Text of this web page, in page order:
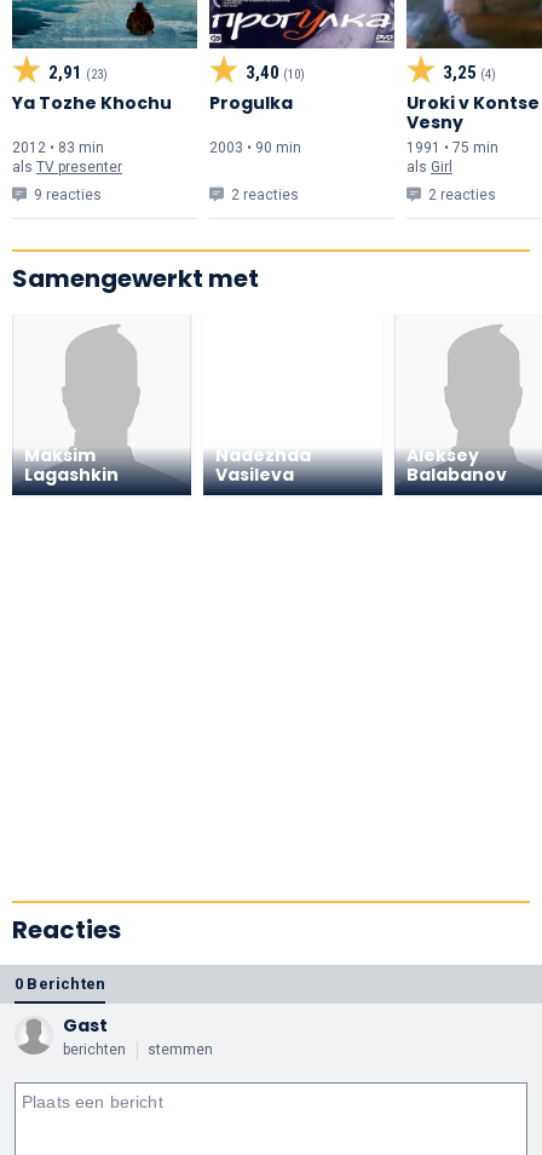
2,91 (23)
Ya Tozhe Khochu
2012 • 83 min
als TV presenter
9 reacties
3,40 (10)
Progulka
2003 • 90 min
2 reacties
3,25 (4)
Uroki v Kontse
Vesny
1991 • 75 min
als Girl
2 reacties
Samengewerkt met
Maksim
Lagashkin
Nadezhda
Vasileva
Aleksey
Balabanov
Reacties
0 Berichten
Gast
berichten stemmen